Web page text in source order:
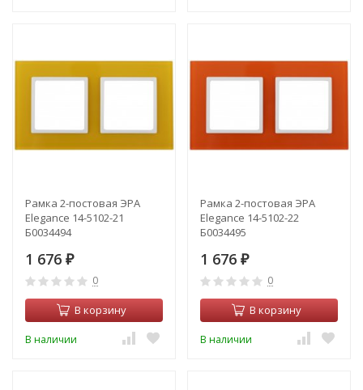
Рамка 2-постовая ЭРА
Elegance 14-5102-21
Б0034494
1 676 ₽
0
В корзину
В наличии
Рамка 2-постовая ЭРА
Elegance 14-5102-22
Б0034495
1 676 ₽
0
В корзину
В наличии